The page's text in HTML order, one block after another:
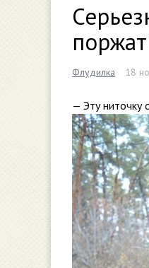
Флудилка 18
— Эту ниточку